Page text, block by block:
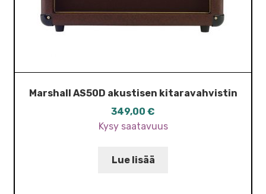
Marshall AS50D akustisen kitaravahvistin
349,00 €
Kysy saatavuus
Lue lisää